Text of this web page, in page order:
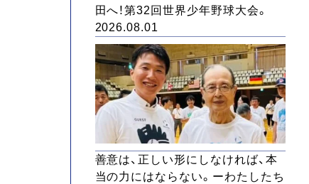
田へ！第32回世界少年野球大会。
2026.08.01
善意は、正しい形にしなければ、本
当の力にはならない。ーわたしたち